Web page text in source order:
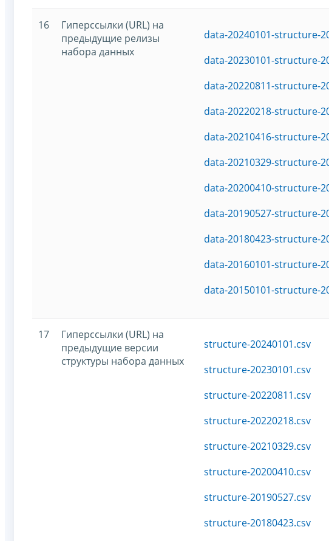
16
Гиперссылки (URL) на
предыдущие релизы
набора данных
data-20240101-structure-
data-20230101-structure-
data-20220811-structure-
data-20220218-structure-
data-20210416-structure-
data-20210329-structure-
data-20200410-structure-
data-20190527-structure-
data-20180423-structure-
data-20160101-structure-
data-20150101-structure-
17
Гиперссылки (URL) на
предыдущие версии
структуры набора данных
structure-20240101.csv
structure-20230101.csv
structure-20220811.csv
structure-20220218.csv
structure-20210329.csv
structure-20200410.csv
structure-20190527.csv
structure-20180423.csv